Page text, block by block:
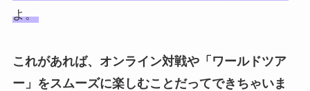
よ。
これがあれば、オンライン対戦や「ワールドツア
ー」をスムーズに楽しむことだってできちゃいま